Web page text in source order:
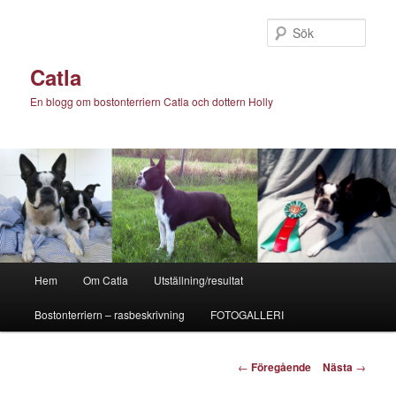
Catla
En blogg om bostonterriern Catla och dottern Holly
Hem Om Catla Utställning/resultat
Bostonterriern – rasbeskrivning FOTOGALLERI
Inläggsnavigering
← Föregående Nästa →